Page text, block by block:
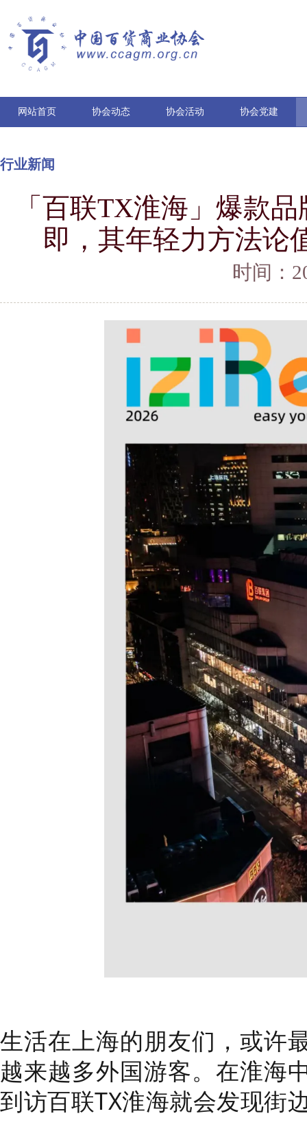
网站首页 协会动态 协会活动 协会党建
行业新闻
「百联TX淮海」爆款
即，其年轻力方法论
时间：
生活在上海的朋友们，或许
越来越多外国游客。在淮海
到访百联TX淮海就会发现街